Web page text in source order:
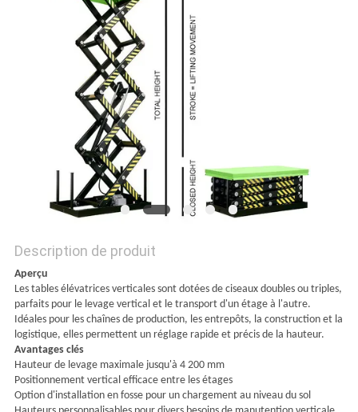
NOUVELLES
DEMANDEZ
UN DEVIS
POLITIQUE
DE
CONFIDENTIALITÉ
Description de produit
Aperçu
Les tables élévatrices verticales sont dotées de ciseaux doubles ou triples,
parfaits pour le levage vertical et le transport d'un étage à l'autre.
Idéales pour les chaînes de production, les entrepôts, la construction et la
logistique, elles permettent un réglage rapide et précis de la hauteur.
Avantages clés
Hauteur de levage maximale jusqu'à 4 200 mm
Positionnement vertical efficace entre les étages
Option d'installation en fosse pour un chargement au niveau du sol